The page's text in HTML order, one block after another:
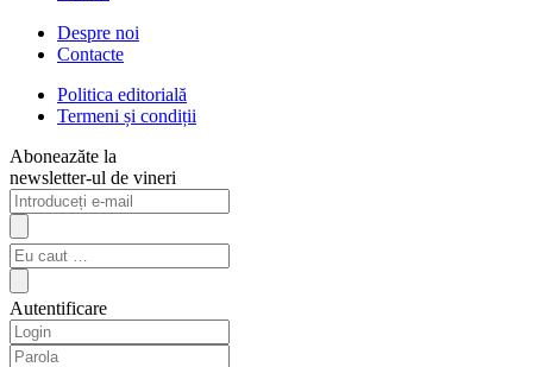
Despre noi
Contacte
Politica editorială
Termeni și condiții
Aboneazăte la
newsletter-ul de vineri
Autentificare